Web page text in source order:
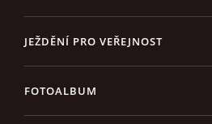
JEŽDĚNÍ PRO VEŘEJNOST
FOTOALBUM